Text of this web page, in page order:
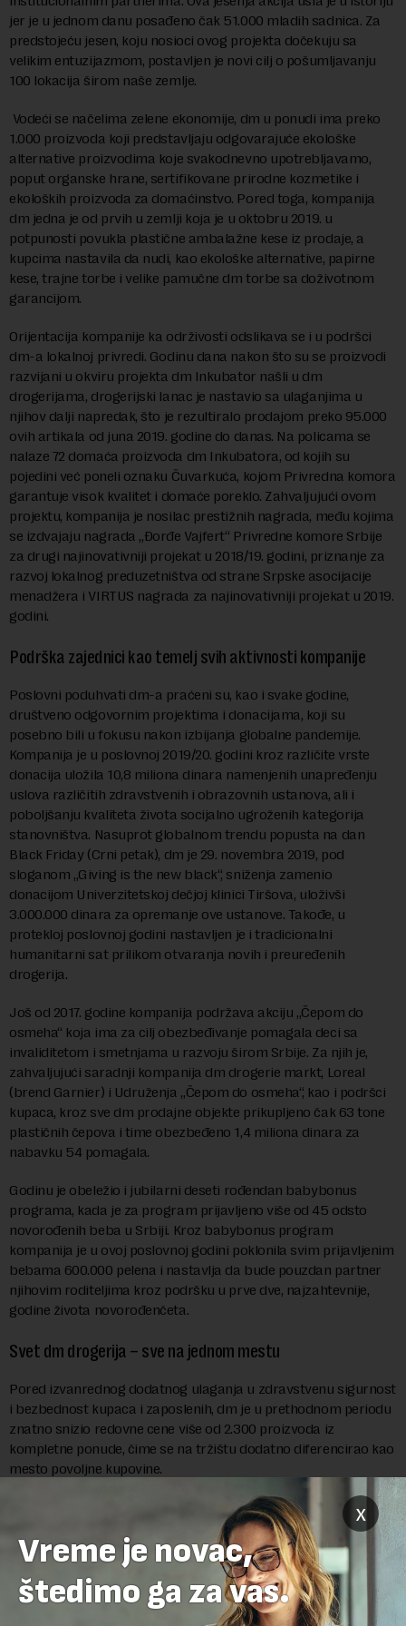
jer je u jednom danu posađeno čak 51.000 mladih sadnica. Za
predstojeću jesen, koju nosioci ovog projekta dočekuju sa
velikim entuzijazmom, postavljen je novi cilj o pošumljavanju
100 lokacija širom naše zemlje.
Vodeći se načelima zelene ekonomije, dm u ponudi ima preko
1.000 proizvoda koji predstavljaju odgovarajuće ekološke
alternative proizvodima koje svakodnevno upotrebljavamo,
poput organske hrane, sertifikovane prirodne kozmetike i
ekoloških proizvoda za domaćinstvo. Pored toga, kompanija
dm jedna je od prvih u zemlji koja je u oktobru 2019. u
potpunosti povukla plastične ambalažne kese iz prodaje, a
kupcima nastavila da nudi, kao ekološke alternative, papirne
kese, trajne torbe i velike pamučne dm torbe sa doživotnom
garancijom.
Orijentacija kompanije ka održivosti odslikava se i u podršci
dm-a lokalnoj privredi. Godinu dana nakon što su se proizvodi
razvijani u okviru projekta dm Inkubator našli u dm
drogerijama, drogerijski lanac je nastavio sa ulaganjima u
njihov dalji napredak, što je rezultiralo prodajom preko 95.000
ovih artikala od juna 2019. godine do danas. Na policama se
nalaze 72 domaća proizvoda dm Inkubatora, od kojih su
pojedini već poneli oznaku Čuvarkuća, kojom Privredna komora
garantuje visok kvalitet i domaće poreklo. Zahvaljujući ovom
projektu, kompanija je nosilac prestižnih nagrada, među kojima
se izdvajaju nagrada „Đorđe Vajfert“ Privredne komore Srbije
za drugi najinovativniji projekat u 2018/19. godini, priznanje za
razvoj lokalnog preduzetništva od strane Srpske asocijacije
menadžera i VIRTUS nagrada za najinovativniji projekat u 2019.
godini.
Podrška zajednici kao temelj svih aktivnosti kompanije
Poslovni poduhvati dm-a praćeni su, kao i svake godine,
društveno odgovornim projektima i donacijama, koji su
posebno bili u fokusu nakon izbijanja globalne pandemije.
Kompanija je u poslovnoj 2019/20. godini kroz različite vrste
donacija uložila 10,8 miliona dinara namenjenih unapređenju
uslova različitih zdravstvenih i obrazovnih ustanova, ali i
poboljšanju kvaliteta života socijalno ugroženih kategorija
stanovništva. Nasuprot globalnom trendu popusta na dan
Black Friday (Crni petak), dm je 29. novembra 2019, pod
sloganom „Giving is the new black“, sniženja zamenio
donacijom Univerzitetskoj dečjoj klinici Tiršova, uloživši
3.000.000 dinara za opremanje ove ustanove. Takođe, u
protekloj poslovnoj godini nastavljen je i tradicionalni
humanitarni sat prilikom otvaranja novih i preuređenih
drogerija.
Još od 2017. godine kompanija podržava akciju „Čepom do
osmeha“ koja ima za cilj obezbeđivanje pomagala deci sa
invaliditetom i smetnjama u razvoju širom Srbije. Za njih je,
zahvaljujući saradnji kompanija dm drogerie markt, Loreal
(brend Garnier) i Udruženja „Čepom do osmeha“, kao i podršci
kupaca, kroz sve dm prodajne objekte prikupljeno čak 63 tone
plastičnih čepova i time obezbeđeno 1,4 miliona dinara za
nabavku 54 pomagala.
Godinu je obeležio i jubilarni deseti rođendan babybonus
programa, kada je za program prijavljeno više od 45 odsto
novorođenih beba u Srbiji. Kroz babybonus program
kompanija je u ovoj poslovnoj godini poklonila svim prijavljenim
bebama 600.000 pelena i nastavlja da bude pouzdan partner
njihovim roditeljima kroz podršku u prve dve, najzahtevnije,
godine života novorođenčeta.
Svet dm drogerija – sve na jednom mestu
Pored izvanrednog dodatnog ulaganja u zdravstvenu sigurnost
i bezbednost kupaca i zaposlenih, dm je u prethodnom periodu
znatno snizio redovne cene više od 2.300 proizvoda iz
kompletne ponude, čime se na tržištu dodatno diferencirao kao
mesto povoljne kupovine.
x
Vreme je novac,
štedimo ga za vas.